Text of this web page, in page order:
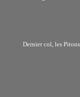
Dernier col, les